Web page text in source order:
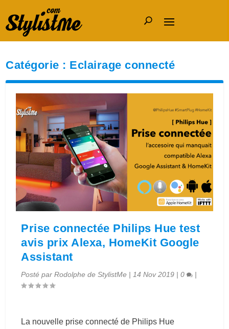
Catégorie : Eclairage connecté
Prise connectée Philips Hue test
avis prix Alexa, HomeKit Google
Assistant
Posté parRodolphe de StylistMe |14 Nov 2019 |0 |
La nouvelle prise connecté de Philips Hue